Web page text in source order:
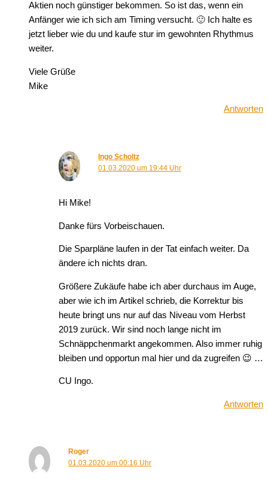
Aktien noch günstiger bekommen. So ist das, wenn ein
Anfänger wie ich sich am Timing versucht. 🙂 Ich halte es
jetzt lieber wie du und kaufe stur im gewohnten Rhythmus
weiter.
Viele Grüße
Mike
Antworten
Ingo Scholtz
01.03.2020 um 19:44 Uhr
Hi Mike!
Danke fürs Vorbeischauen.
Die Sparpläne laufen in der Tat einfach weiter. Da
ändere ich nichts dran.
Größere Zukäufe habe ich aber durchaus im Auge,
aber wie ich im Artikel schrieb, die Korrektur bis
heute bringt uns nur auf das Niveau vom Herbst
2019 zurück. Wir sind noch lange nicht im
Schnäppchenmarkt angekommen. Also immer ruhig
bleiben und opportun mal hier und da zugreifen 😉 …
CU Ingo.
Antworten
Roger
01.03.2020 um 00:16 Uhr